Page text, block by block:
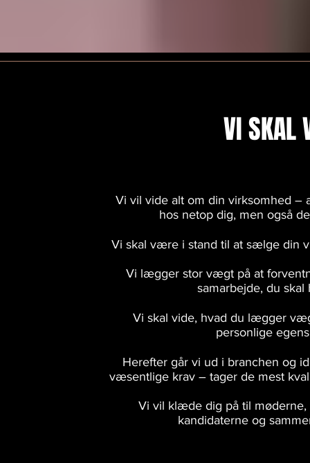
VI SKAL
Vi vil vide alt om din virksomhed –
hos netop dig, men også
Vi skal være i stand til at sælge din
Vi lægger stor vægt på at
samarbejde, du
Vi skal vide, hvad du lægger
personlige
Herefter går vi ud i branchen og
væsentlige krav – tager de mest
Vi vil klæde dig på til møderne,
kandidaterne og